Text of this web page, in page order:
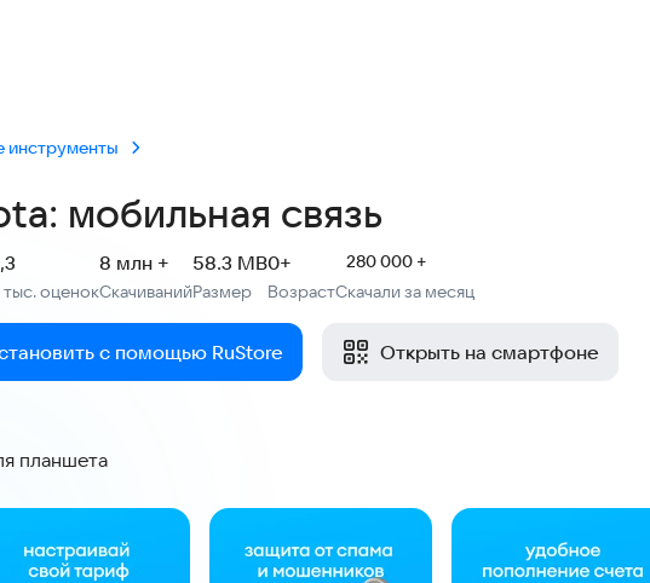
инструменты
мобильная связь
тыс. оценокСкачиваний
8 млн +
Размер
58.3 MB
Возраст
0+
280 000 +
Скачали за месяц
с помощью RuStore Открыть на смартфоне
планшета